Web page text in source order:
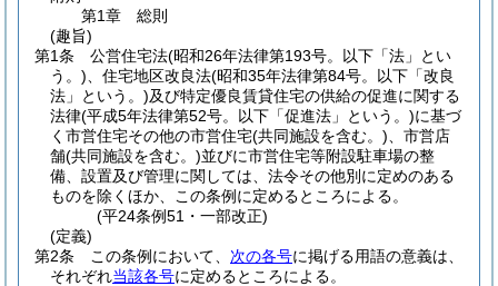
第1章
総則
(趣旨)
第1条
公営住宅法(昭和26年法律第193号。以下「法」とい
う。) 、住宅地区改良法(昭和35年法律第84号。以下「改良
法」という。)及び特定優良賃貸住宅の供給の促進に関する
法律(平成5年法律第52号。以下「促進法」という。)に基づ
く市営住宅その他の市営住宅(共同施設を含む。) 、市営店
舗(共同施設を含む。)並びに市営住宅等附設駐車場の整
備、設置及び管理に関しては、法令その他別に定めのある
ものを除くほか、この条例に定めるところによる。
(平24条例51・一部改正)
(定義)
第2条
この条例において、 次の各号に掲げる用語の意義は、
それぞれ当該各号に定めるところによる。